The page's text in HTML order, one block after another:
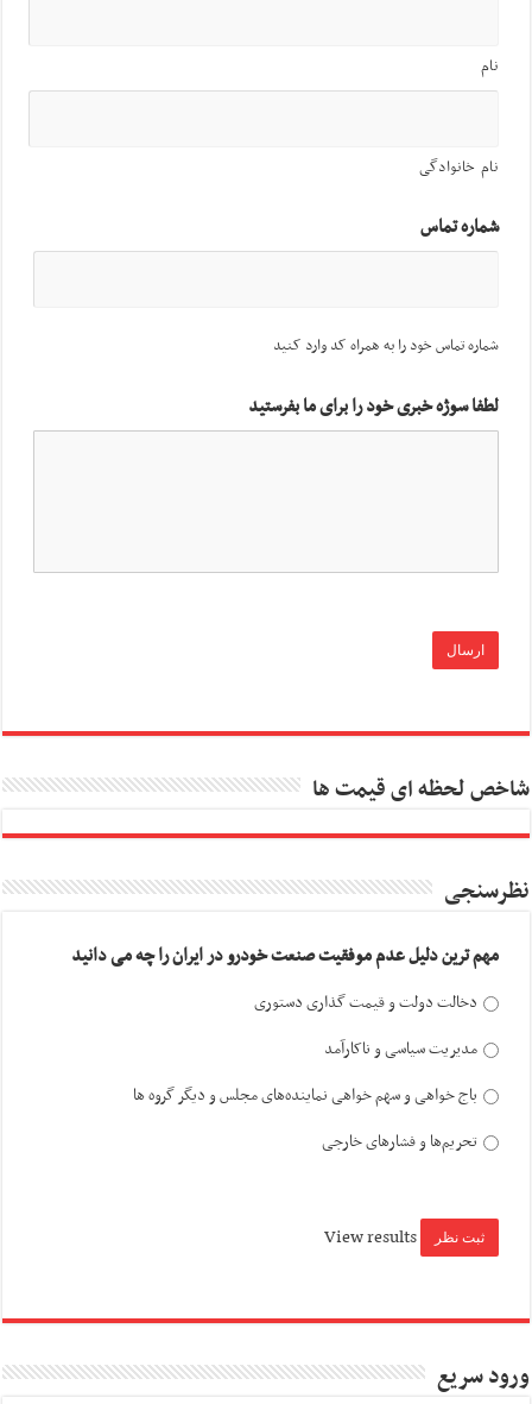
نام
نام خانوادگی
شماره تماس
شماره تماس خود را به همراه کد وارد کنید
لطفا سوژه خبری خود را برای ما بفرستید
شاخص لحظه ای قیمت ها
نظرسنجی
مهم ترین دلیل عدم موفقیت صنعت خودرو در ایران را چه می دانید
دخالت دولت و قیمت گذاری دستوری
مدیریت سیاسی و ناکارآمد
باج خواهی و سهم خواهی نماینده‌های مجلس و دیگر گروه ها
تحریم‌ها و فشارهای خارجی
View results
ورود سریع